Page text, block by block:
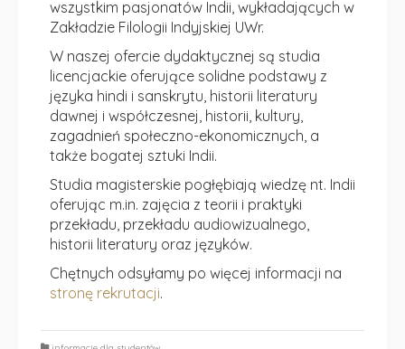
wszystkim pasjonatów Indii, wykładających w
Zakładzie Filologii Indyjskiej UWr.
W naszej ofercie dydaktycznej są studia
licencjackie oferujące solidne podstawy z
języka hindi i sanskrytu, historii literatury
dawnej i współczesnej, historii, kultury,
zagadnień społeczno-ekonomicznych, a
także bogatej sztuki Indii.
Studia magisterskie pogłębiają wiedzę nt. Indii
oferując m.in. zajęcia z teorii i praktyki
przekładu, przekładu audiowizualnego,
historii literatury oraz języków.
Chętnych odsyłamy po więcej informacji na
stronę rekrutacji.